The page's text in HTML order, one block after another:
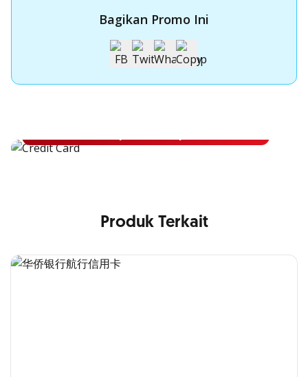
Bagikan Promo Ini
Apply Kartu Kredit OCBC NISP
Produk Terkait